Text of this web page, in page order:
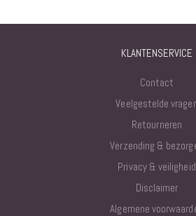
KLANTENSERVICE
Contact
Veelgestelde
Retourneren
Verzending &
Privacy & veiligheid
Disclaimer
Algemene